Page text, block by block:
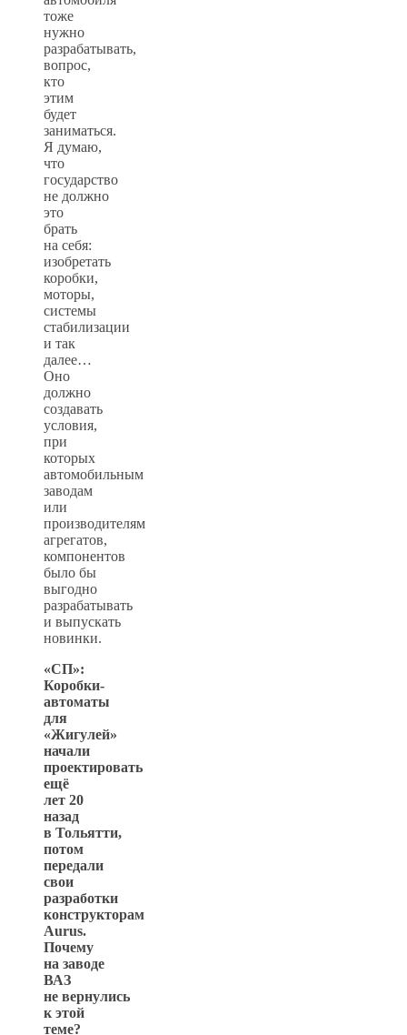
тоже
нужно
разрабатывать,
вопрос,
кто
этим
будет
заниматься.
Я думаю,
что
государство
не должно
это
брать
на себя:
изобретать
коробки,
моторы,
системы
стабилизации
и так
далее…
Оно
должно
создавать
условия,
при
которых
автомобильным
заводам
или
производителям
агрегатов,
компонентов
было бы
выгодно
разрабатывать
и выпускать
новинки.
«СП»:
Коробки-
автоматы
для
«Жигулей»
начали
проектировать
ещё
лет 20
назад
в Тольятти,
потом
передали
свои
разработки
конструкторам
Aurus.
Почему
на заводе
ВАЗ
не вернулись
к этой
теме?